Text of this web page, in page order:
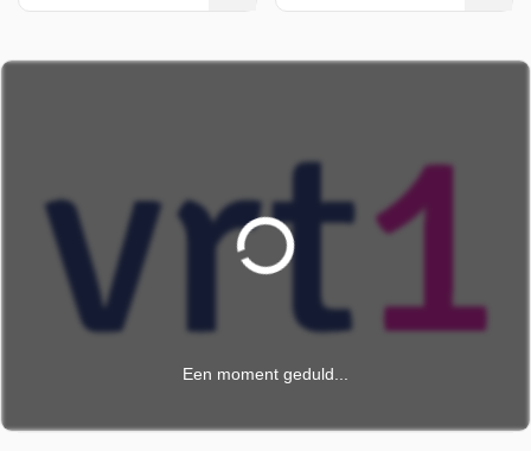
Een moment geduld...